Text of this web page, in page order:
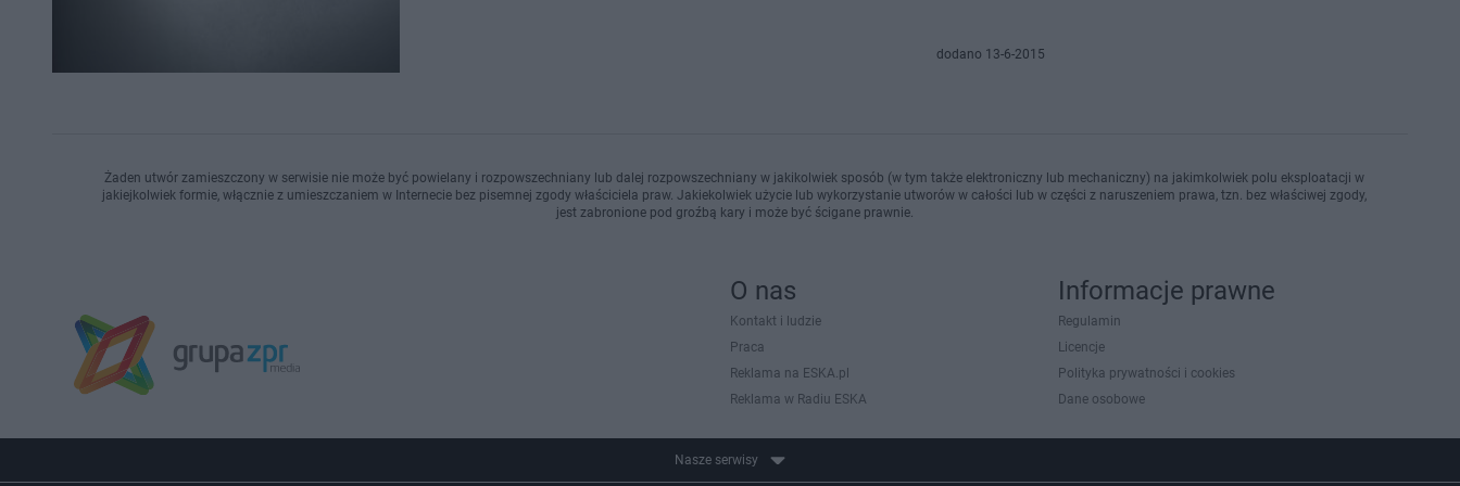
dodano 13-6-2015
Żaden utwór zamieszczony w serwisie nie może być powielany i rozpowszechniany lub dalej rozpowszechniany w jakikolwiek sposób (w tym także elektroniczny lub mechaniczny) na jakimkolwiek polu eksploatacji w
jakiejkolwiek formie, włącznie z umieszczaniem w Internecie bez pisemnej zgody właściciela praw. Jakiekolwiek użycie lub wykorzystanie utworów w całości lub w części z naruszeniem prawa, tzn. bez właściwej zgody,
jest zabronione pod groźbą kary i może być ścigane prawnie.
O nas
Kontakt i ludzie
Praca
Reklama na ESKA.pl
Reklama w Radiu ESKA
Informacje prawne
Regulamin
Licencje
Polityka prywatności i cookies
Dane osobowe
Nasze serwisy